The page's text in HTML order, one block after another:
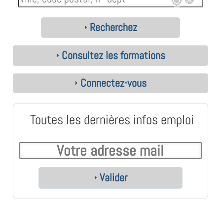
Recherchez
Consultez les formations
Connectez-vous
Toutes les dernières infos emploi
Valider